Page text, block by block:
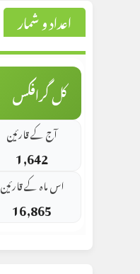
اعداد و شمار
کل گرافکس
آج کے قارئین
1,642
اس ماہ کے قارئین
16,865